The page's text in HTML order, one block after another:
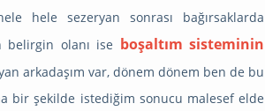
hele sezeryan sonrası bağırsaklarda
belirgin olanı ise boşaltım sisteminin
arkadaşım var, dönem dönem ben de bu
bir şekilde istediğim sonucu malesef elde